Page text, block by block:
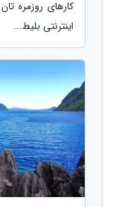
کارهای روزمره
اینترنتی بلیط...